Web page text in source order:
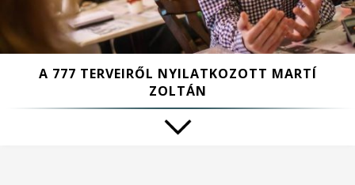
A 777 TERVEIRŐL NYILATKOZOTT MARTÍ
ZOLTÁN